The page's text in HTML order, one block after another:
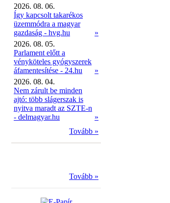
2026. 08. 06.
Így kapcsolt takarékos
üzemmódra a magyar
gazdaság - hvg.hu
»
2026. 08. 05.
Parlament előtt a
vényköteles gyógyszerek
áfamentesítése - 24.hu
»
2026. 08. 04.
Nem zárult be minden
ajtó: több slágerszak is
nyitva maradt az SZTE-n
- delmagyar.hu
»
Tovább »
Tovább »